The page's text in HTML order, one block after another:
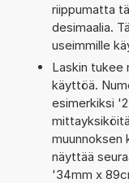
riippumatta
desimaalia.
useimmille
Laskin tukee
käyttöä.
esimerkiksi
muunnoksen
näyttää
'34mm x